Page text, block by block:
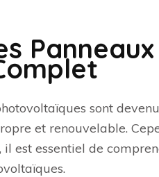
sont
et renouvelable.
il est essentiel de